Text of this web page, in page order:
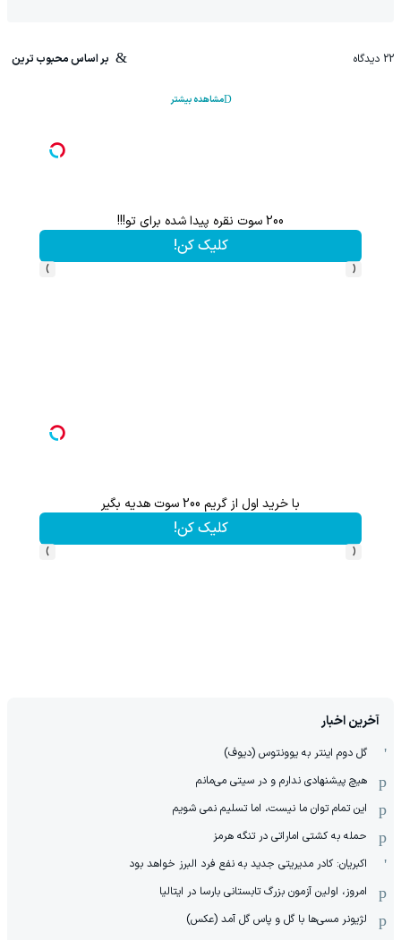
22 دیدگاه بر اساس محبوب ترین
مشاهده بیشتر
شد! خرید با تخفیفاحتمالاً این بزرگ‌ترین اشتباه مراقبت از موته...
تخفیف ویژه!
‹
›
این هدیه رو از دست نده!! فقط تا پایان این ماه
کلیک کن!
‹
›
آخرین اخبار
گل دوم اینتر به یوونتوس (دیوف)
هیچ پیشنهادی ندارم و در سیتی می‌مانم
این تمام توان ما نیست، اما تسلیم نمی شویم
حمله به کشتی اماراتی در تنگه هرمز
اکبریان: کادر مدیریتی جدید به نفع فرد البرز خواهد بود
امروز، اولین آزمون بزرگ تابستانی بارسا در ایتالیا
لژیونر مسی‌ها با گل و پاس گل آمد (عکس)